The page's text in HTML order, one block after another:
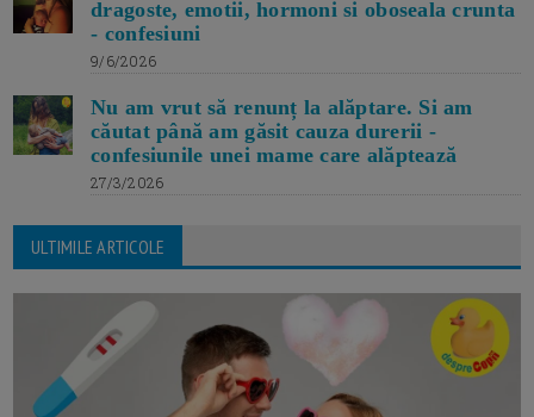
dragoste, emotii, hormoni si oboseala crunta
- confesiuni
9/6/2026
Nu am vrut să renunț la alăptare. Si am
căutat până am găsit cauza durerii -
confesiunile unei mame care alăptează
27/3/2026
ULTIMILE ARTICOLE